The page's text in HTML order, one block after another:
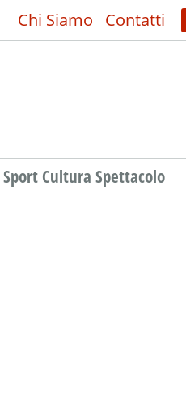
Chi Siamo Contatti
Sport Cultura Spettacolo